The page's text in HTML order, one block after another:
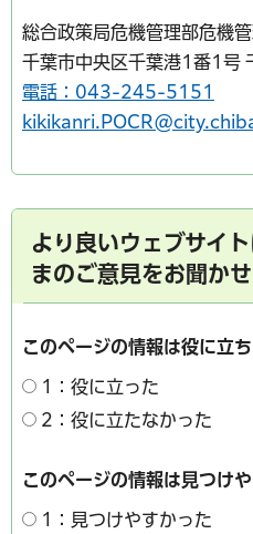
総合政策局危機管理部危機
千葉市中央区千葉港1番1号
電話：043-245-5151
より良いウェブサイ
まのご意見をお聞か
このページの情報は役に立
1：役に立った
2：役に立たなかった
このページの情報は見つけ
1：見つけやすかった